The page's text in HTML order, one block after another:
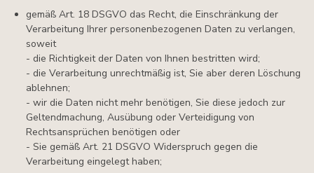
gemäß Art. 18 DSGVO das Recht, die Einschränkung der
Verarbeitung Ihrer personenbezogenen Daten zu verlangen,
soweit
- die Richtigkeit der Daten von Ihnen bestritten wird;
- die Verarbeitung unrechtmäßig ist, Sie aber deren Löschung
ablehnen;
- wir die Daten nicht mehr benötigen, Sie diese jedoch zur
Geltendmachung, Ausübung oder Verteidigung von
Rechtsansprüchen benötigen oder
- Sie gemäß Art. 21 DSGVO Widerspruch gegen die
Verarbeitung eingelegt haben;